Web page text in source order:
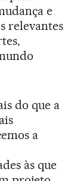
e
relevantes
do que a
a
às que